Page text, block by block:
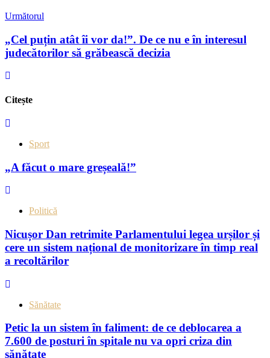
Următorul
„Cel puțin atât îi vor da!”. De ce nu e în interesul
judecătorilor să grăbească decizia
Citește
Sport
„A făcut o mare greșeală!”
Politică
Nicușor Dan retrimite Parlamentului legea urșilor și
cere un sistem național de monitorizare în timp real
a recoltărilor
Sănătate
Petic la un sistem în faliment: de ce deblocarea a
7.600 de posturi în spitale nu va opri criza din
sănătate